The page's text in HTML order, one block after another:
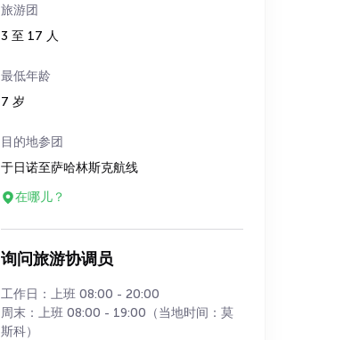
旅游团
3 至 17 人
最低年龄
7 岁
目的地参团
于日诺至萨哈林斯克航线
在哪儿？
询问旅游协调员
工作日：上班 08:00 - 20:00
周末：上班 08:00 - 19:00（当地时间：莫
斯科）